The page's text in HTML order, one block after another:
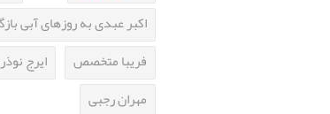
اکبر عبدی به روزهای آبی
فریبا متخصص
ایرج
مهران رجبی